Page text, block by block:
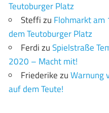
Teutoburger Platz
Steffizu Flohmarkt am
dem Teutoburger Platz
FerdizuSpielstraße
2020 – Macht mit!
FriederikezuWarnung
auf dem Teute!